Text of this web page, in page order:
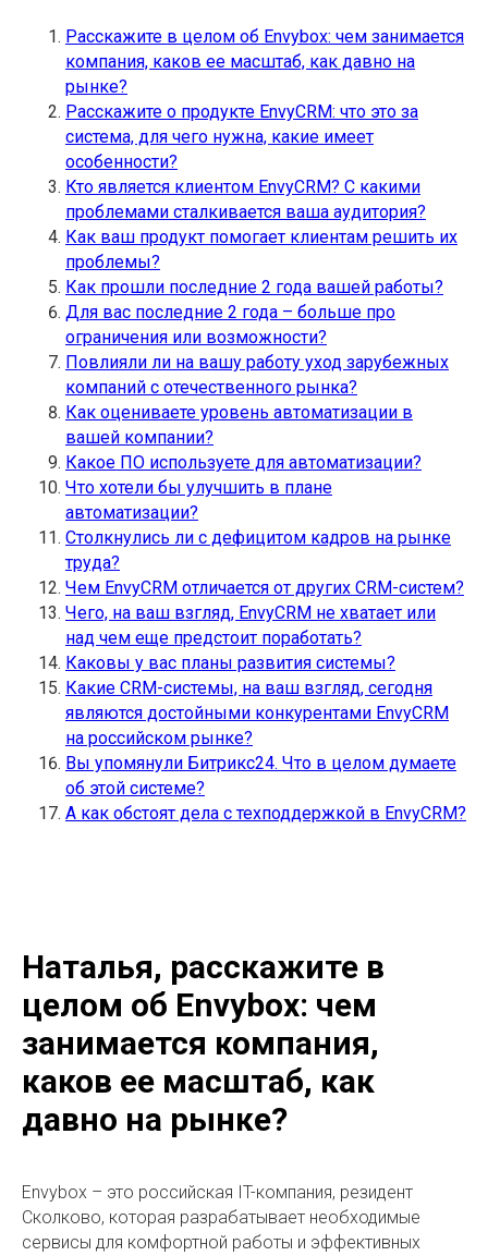
Расскажите в целом об Envybox: чем занимается
компания, каков ее масштаб, как давно на
рынке?
Расскажите о продукте EnvyCRM: что это за
система, для чего нужна, какие имеет
особенности?
Кто является клиентом EnvyCRM? С какими
проблемами сталкивается ваша аудитория?
Как ваш продукт помогает клиентам решить их
проблемы?
Как прошли последние 2 года вашей работы?
Для вас последние 2 года – больше про
ограничения или возможности?
Повлияли ли на вашу работу уход зарубежных
компаний с отечественного рынка?
Как оцениваете уровень автоматизации в
вашей компании?
Какое ПО используете для автоматизации?
Что хотели бы улучшить в плане
автоматизации?
Столкнулись ли с дефицитом кадров на рынке
труда?
Чем EnvyCRM отличается от других CRM-систем?
Чего, на ваш взгляд, EnvyCRM не хватает или
над чем еще предстоит поработать?
Каковы у вас планы развития системы?
Какие CRM-системы, на ваш взгляд, сегодня
являются достойными конкурентами EnvyCRM
на российском рынке?
Вы упомянули Битрикс24. Что в целом думаете
об этой системе?
А как обстоят дела с техподдержкой в EnvyCRM?
Наталья, расскажите в
целом об Envybox: чем
занимается компания,
каков ее масштаб, как
давно на рынке?
Envybox – это российская IT-компания, резидент
Сколково, которая разрабатывает необходимые
сервисы для комфортной работы и эффективных